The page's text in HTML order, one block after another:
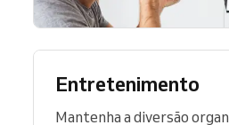
Entretenimento
Mantenha a diversão